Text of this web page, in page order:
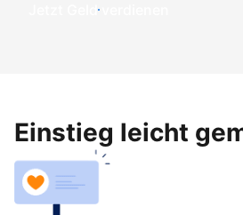
Jetzt Geld verdienen
Einstieg leicht